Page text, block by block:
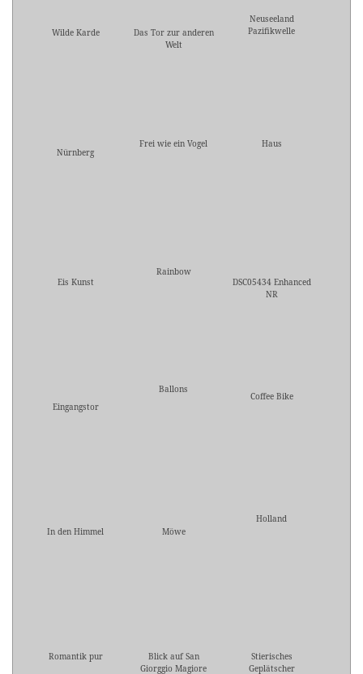
Wilde Karde
Das Tor zur anderen
Welt
Neuseeland
Pazifikwelle
Nürnberg
Frei wie ein Vogel Haus
Eis Kunst
Rainbow
DSC05434 Enhanced
NR
Eingangstor
Ballons
Coffee Bike
In den Himmel Möwe
Holland
Romantik pur
Blick auf San
Giorggio Magiore
Stierisches
Geplätscher